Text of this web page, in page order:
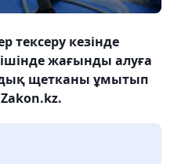
тексеру кезінде
жағынды алуға
щетканы ұмытып